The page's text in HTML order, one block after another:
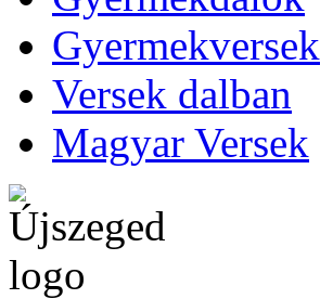
Gyermekversek
Versek dalban
Magyar Versek